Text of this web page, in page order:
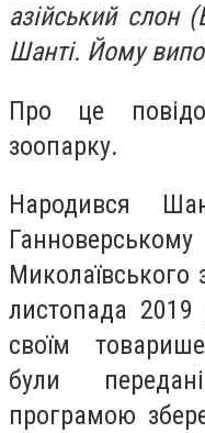
азійський слон
Шанті. Йому
Про це
зоопарку.
Народився
Миколаївського
листопада
своїм
були
програмою